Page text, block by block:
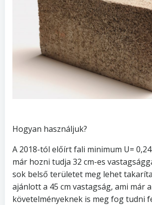
Hogyan használjuk?
A 2018-tól előírt fali minimum U=
már hozni tudja 32 cm-es
sok belső területet meg lehet
ajánlott a 45 cm vastagság, ami már
követelményeknek is meg fog tudni